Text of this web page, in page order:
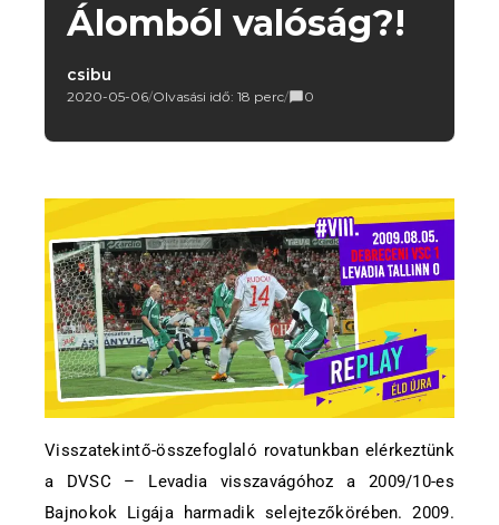
Álomból valóság?!
csibu
2020-05-06/Olvasási idő: 18 perc/ 0
Visszatekintő-összefoglaló rovatunkban elérkeztünk
a DVSC – Levadia visszavágóhoz a 2009/10-es
Bajnokok Ligája harmadik selejtezőkörében. 2009.